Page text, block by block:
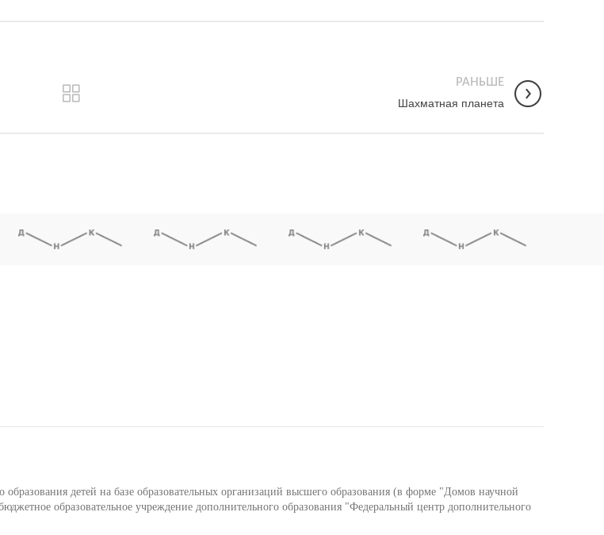
РАНЬШЕ
Шахматная планета
детей на базе образовательных организаций высшего образования (в форме "Домов научной
образовательное учреждение дополнительного образования "Федеральный центр дополнительного